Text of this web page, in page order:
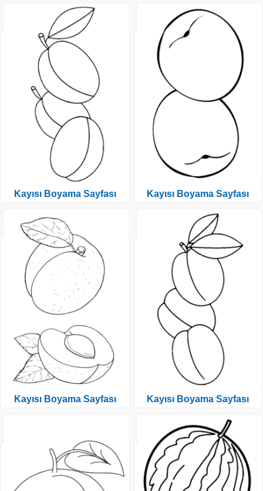
Kayısı Boyama Sayfası
Kayısı Boyama Sayfası
Kayısı Boyama Sayfası
Kayısı Boyama Sayfası